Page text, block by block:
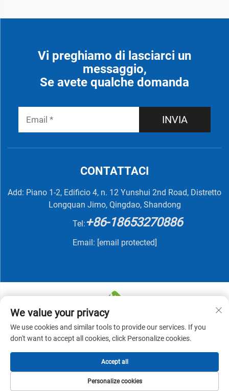
Vi preghiamo di lasciarci un
messaggio,
Se avete qualche domanda
INVIA
CONTATTACI
Add: Piano 1-2, Edificio 4, n. 12 Yunshui 2nd Road, Distretto
Longquan Jimo, Qingdao, Shandong
Tel:+86-18653270886
Email: [email protected]
Copyright © 2025 di QINGDAO NUTRIVIT BIOTECH CO.,
LTD - Informativa sulla privacy
We value your privacy
We use cookies and similar tools to provide our services. If you
don't want to accept all cookies, click Personalize cookies.
Personalize cookies
Accept all